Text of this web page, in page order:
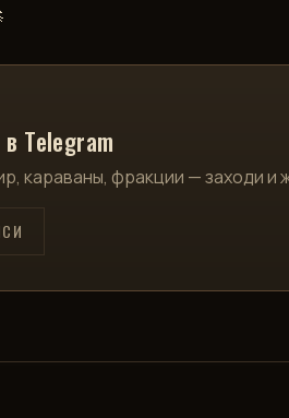
Telegram
караваны, фракции — заходи и